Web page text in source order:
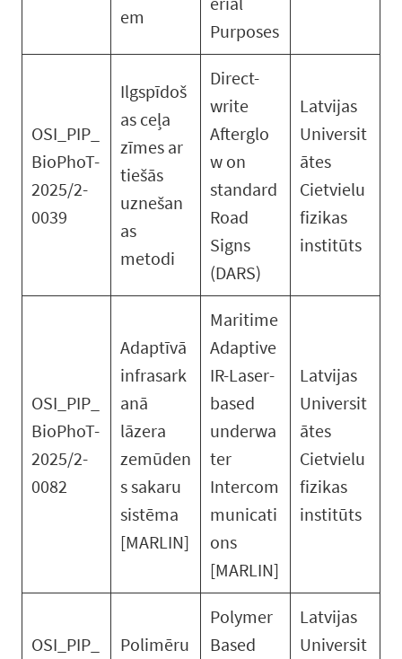
em
Purposes
OSI_PIP_
BioPhoT-
2025/2-
0039
Ilgspīdoš
as ceļa
zīmes ar
tiešās
uznešan
as
metodi
Direct-
write
Afterglo
w on
standard
Road
Signs
(DARS)
Latvijas
Universit
ātes
Cietvielu
fizikas
institūts
OSI_PIP_
BioPhoT-
2025/2-
0082
Adaptīvā
infrasark
anā
lāzera
zemūden
s sakaru
sistēma
[MARLIN]
Maritime
Adaptive
IR-Laser-
based
underwa
ter
Intercom
municati
ons
[MARLIN]
Latvijas
Universit
ātes
Cietvielu
fizikas
institūts
OSI_PIP_
Polimēru
Polymer
Based
Latvijas
Universit